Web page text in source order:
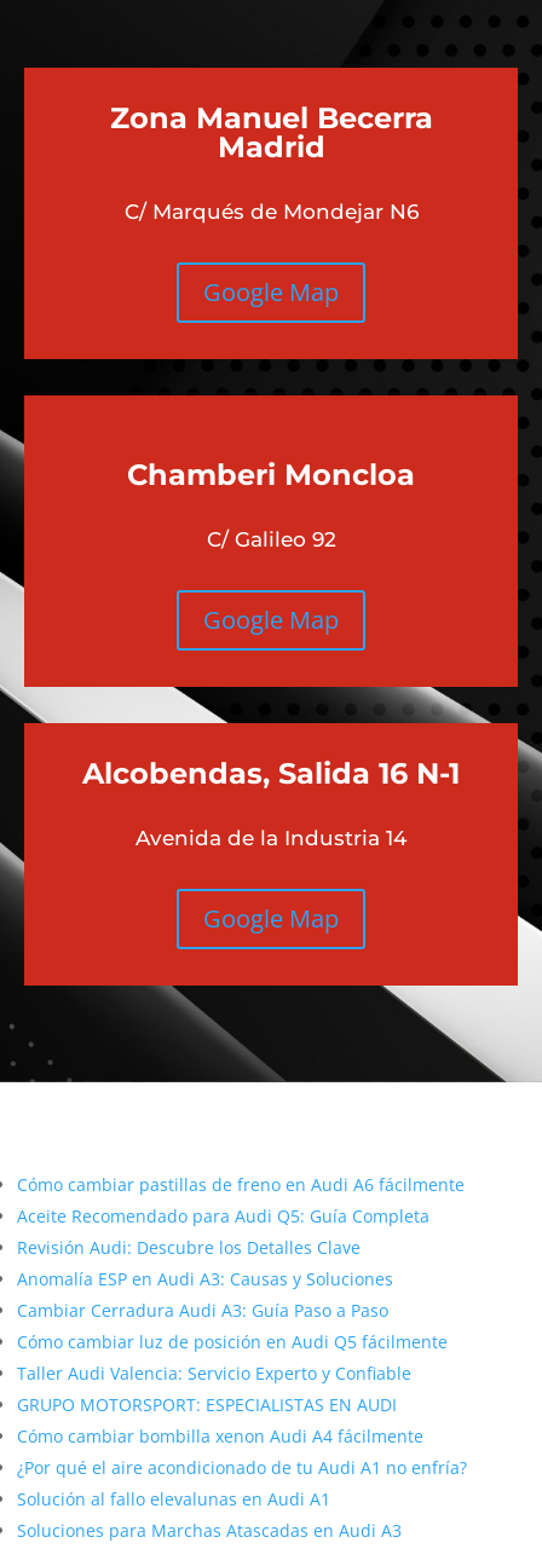
Zona Manuel Becerra
Madrid
C/ Marqués de Mondejar N6
Google Map
Chamberi Moncloa
C/ Galileo 92
Google Map
Alcobendas, Salida 16 N-1
Avenida de la Industria 14
Google Map
Cómo cambiar pastillas de freno en Audi A6 fácilmente
Aceite Recomendado para Audi Q5: Guía Completa
Revisión Audi: Descubre los Detalles Clave
Anomalía ESP en Audi A3: Causas y Soluciones
Cambiar Cerradura Audi A3: Guía Paso a Paso
Cómo cambiar luz de posición en Audi Q5 fácilmente
Taller Audi Valencia: Servicio Experto y Confiable
GRUPO MOTORSPORT: ESPECIALISTAS EN AUDI
Cómo cambiar bombilla xenon Audi A4 fácilmente
¿Por qué el aire acondicionado de tu Audi A1 no enfría?
Solución al fallo elevalunas en Audi A1
Soluciones para Marchas Atascadas en Audi A3